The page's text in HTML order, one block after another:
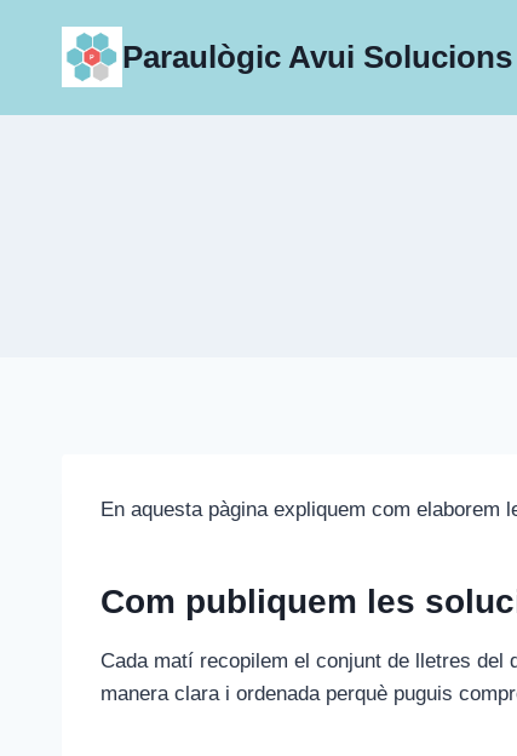
Paraulògic Avui Solucions
En aquesta pàgina expliquem com elaborem
Com publiquem les
Cada matí recopilem el conjunt de lletres
manera clara i ordenada perquè puguis